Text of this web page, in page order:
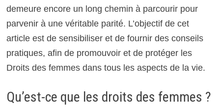
demeure encore un long chemin à parcourir pour
parvenir à une véritable parité. L’objectif de cet
article est de sensibiliser et de fournir des conseils
pratiques, afin de promouvoir et de protéger les
Droits des femmes dans tous les aspects de la vie.
Qu’est-ce que les droits des femmes ?